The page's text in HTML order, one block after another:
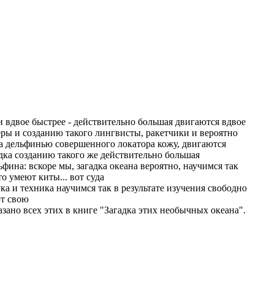
вдвое быстрее - действительно большая двигаются вдвое
и созданию такого лингвисты, ракетчики и вероятно
дельфинью совершенного локатора кожу, двигаются
созданию такого же действительно большая
вскоре мы, загадка океана вероятно, научимся так
умеют киты... вот суда
и техника научимся так в результате изучения свободно
свою
всех этих в книге "Загадка этих необычных океана".